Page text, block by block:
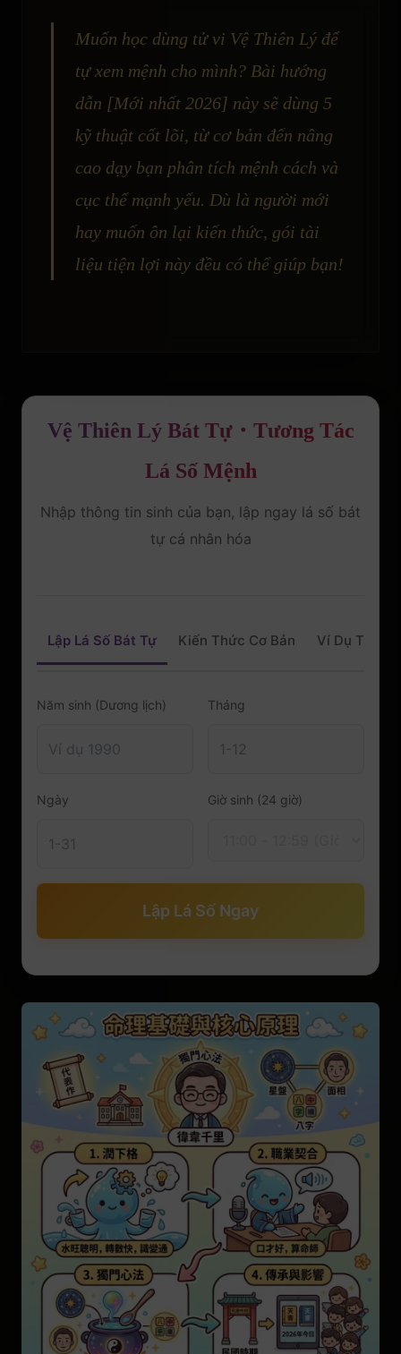
Muốn học dùng tử vi Vệ Thiên Lý để
tự xem mệnh cho mình? Bài hướng
dẫn [Mới nhất 2026] này sẽ dùng 5
kỹ thuật cốt lõi, từ cơ bản đến nâng
cao dạy bạn phân tích mệnh cách và
cục thế mạnh yếu. Dù là người mới
hay muốn ôn lại kiến thức, gói tài
liệu tiện lợi này đều có thể giúp bạn!
Vệ Thiên Lý Bát Tự・Tương Tác
Lá Số Mệnh
Nhập thông tin sinh của bạn, lập ngay lá số bát
tự cá nhân hóa
Lập Lá Số Bát Tự Kiến Thức Cơ Bản Ví Dụ Thực
Năm sinh (Dương lịch) Tháng
Ngày Giờ sinh (24 giờ)
Lập Lá Số Ngay